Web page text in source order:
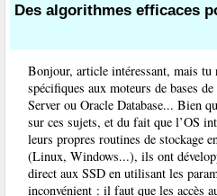
Des algorithmes efficaces
Bonjour, article intéressant, mais tu
spécifiques aux moteurs de bases
Server ou Oracle Database... Bien
sur ces sujets, et du fait que l’OS
leurs propres routines de stockage
(Linux, Windows...), ils ont
direct aux SSD en utilisant les
inconvénient : il faut que les accès